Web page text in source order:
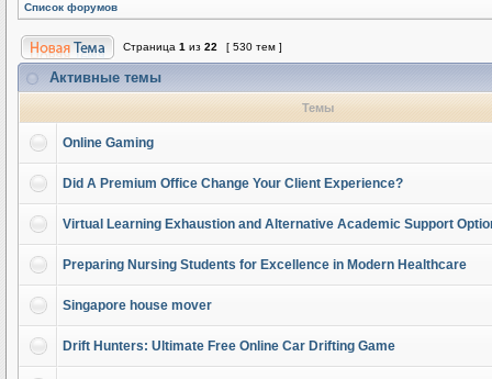
Список форумов
Страница 1 из 22 [ 530 тем ]
Активные темы
Темы
Online Gaming
Did A Premium Office Change Your Client Experience?
Virtual Learning Exhaustion and Alternative Academic Support
Preparing Nursing Students for Excellence in Modern Healthcare
Singapore house mover
Drift Hunters: Ultimate Free Online Car Drifting Game